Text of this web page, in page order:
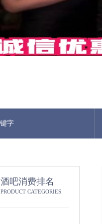
酒吧消费排名
PRODUCT CATEGORIES